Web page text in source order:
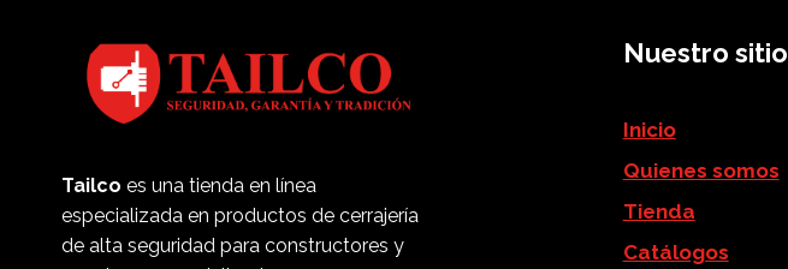
Tailco es una tienda en línea
especializada en productos de cerrajería
de alta seguridad para constructores y
Nuestro sitio
Inicio
Quienes somos
Tienda
Catálogos